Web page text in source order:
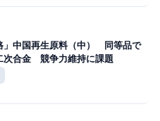
」中国再生原料（中） 同等品で
合金 競争力維持に課題